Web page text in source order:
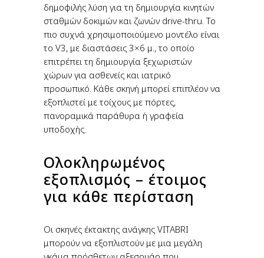
δημοφιλής λύση για τη δημιουργία κινητών
σταθμών δοκιμών και ζωνών drive-thru. Το
πιο συχνά χρησιμοποιούμενο μοντέλο είναι
το V3, με διαστάσεις 3×6 μ., το οποίο
επιτρέπει τη δημιουργία ξεχωριστών
χώρων για ασθενείς και ιατρικό
προσωπικό. Κάθε σκηνή μπορεί επιπλέον να
εξοπλιστεί με τοίχους με πόρτες,
πανοραμικά παράθυρα ή γραφεία
υποδοχής.
Ολοκληρωμένος
εξοπλισμός – έτοιμος
για κάθε περίσταση
Οι σκηνές έκτακτης ανάγκης VITABRI
μπορούν να εξοπλιστούν με μια μεγάλη